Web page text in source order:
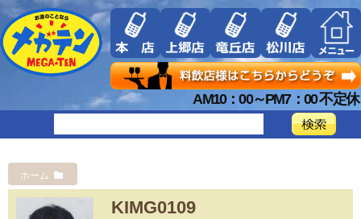
AM10：00～PM7：00 不定休
ホーム
KIMG0109